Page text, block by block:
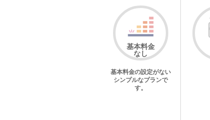
基本料金
なし
基本料金の設定がない
シンプルなプランで
す。